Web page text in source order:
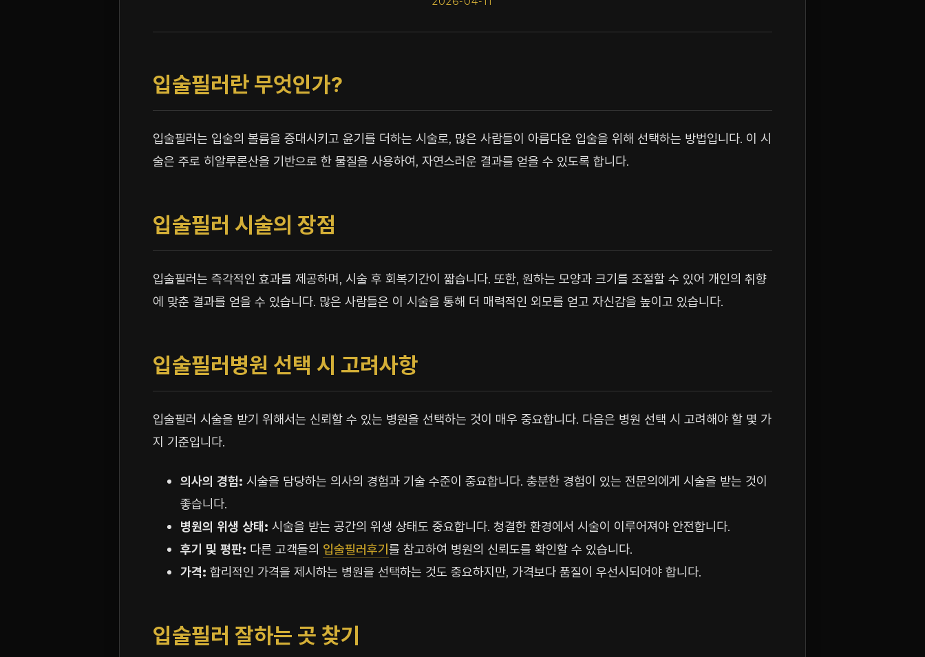
입술필러란 무엇인가?
입술필러는 입술의 볼륨을 증대시키고 윤기를 더하는 시술로, 많은 사람들이 아름다운 입술을 위해 선택하는 방법입니다. 이 시
술은 주로 히알루론산을 기반으로 한 물질을 사용하여, 자연스러운 결과를 얻을 수 있도록 합니다.
입술필러 시술의 장점
입술필러는 즉각적인 효과를 제공하며, 시술 후 회복기간이 짧습니다. 또한, 원하는 모양과 크기를 조절할 수 있어 개인의 취향
에 맞춘 결과를 얻을 수 있습니다. 많은 사람들은 이 시술을 통해 더 매력적인 외모를 얻고 자신감을 높이고 있습니다.
입술필러병원 선택 시 고려사항
입술필러 시술을 받기 위해서는 신뢰할 수 있는 병원을 선택하는 것이 매우 중요합니다. 다음은 병원 선택 시 고려해야 할 몇 가
지 기준입니다.
의사의 경험: 시술을 담당하는 의사의 경험과 기술 수준이 중요합니다. 충분한 경험이 있는 전문의에게 시술을 받는 것이
좋습니다.
병원의 위생 상태: 시술을 받는 공간의 위생 상태도 중요합니다. 청결한 환경에서 시술이 이루어져야 안전합니다.
후기 및 평판: 다른 고객들의 입술필러후기 를 참고하여 병원의 신뢰도를 확인할 수 있습니다.
가격: 합리적인 가격을 제시하는 병원을 선택하는 것도 중요하지만, 가격보다 품질이 우선시되어야 합니다.
입술필러 잘하는 곳 찾기